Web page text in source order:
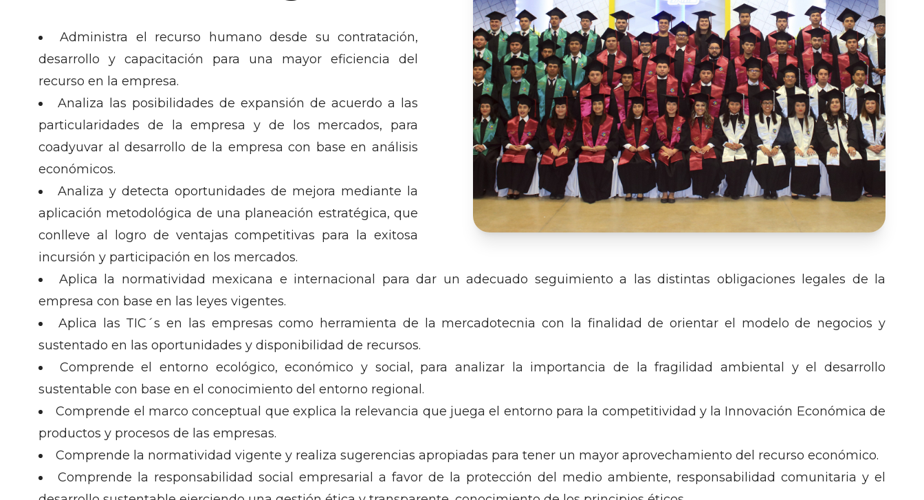
Administra el recurso humano desde su contratación,
desarrollo y capacitación para una mayor eficiencia del
recurso en la empresa.
Analiza las posibilidades de expansión de acuerdo a las
particularidades de la empresa y de los mercados, para
coadyuvar al desarrollo de la empresa con base en análisis
económicos.
Analiza y detecta oportunidades de mejora mediante la
aplicación metodológica de una planeación estratégica, que
conlleve al logro de ventajas competitivas para la exitosa
incursión y participación en los mercados.
Aplica la normatividad mexicana e internacional para dar un adecuado seguimiento a las distintas obligaciones legales de la
empresa con base en las leyes vigentes.
Aplica las TIC´s en las empresas como herramienta de la mercadotecnia con la finalidad de orientar el modelo de negocios y
sustentado en las oportunidades y disponibilidad de recursos.
Comprende el entorno ecológico, económico y social, para analizar la importancia de la fragilidad ambiental y el desarrollo
sustentable con base en el conocimiento del entorno regional.
Comprende el marco conceptual que explica la relevancia que juega el entorno para la competitividad y la Innovación Económica de
productos y procesos de las empresas.
Comprende la normatividad vigente y realiza sugerencias apropiadas para tener un mayor aprovechamiento del recurso económico.
Comprende la responsabilidad social empresarial a favor de la protección del medio ambiente, responsabilidad comunitaria y el